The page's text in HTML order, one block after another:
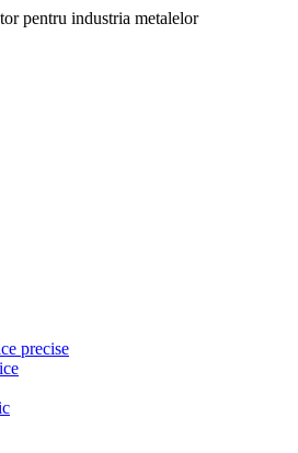
pentru industria metalelor
precise